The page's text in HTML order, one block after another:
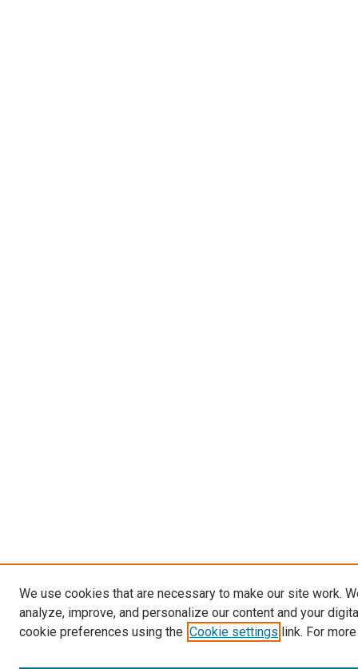
We use cookies that are necessary to make our site work.
analyze, improve, and personalize our content and your
cookie preferences using the Cookie settings link. For